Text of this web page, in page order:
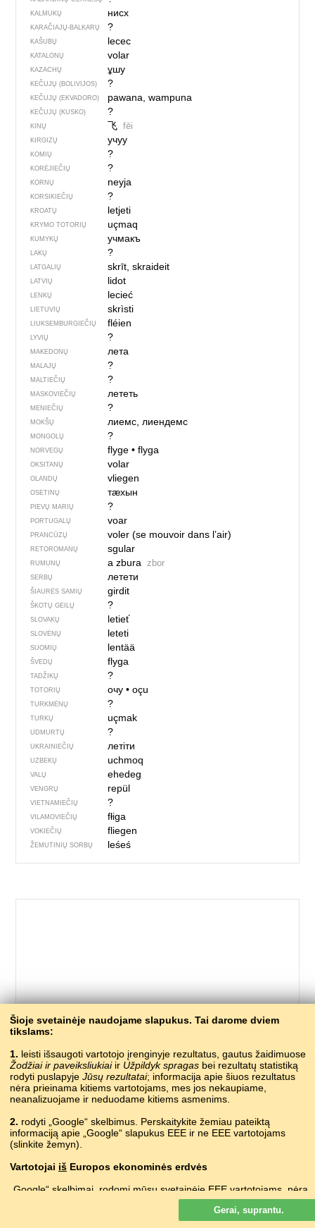
KALMUKŲ нисх
KARAČIAJŲ-BALKARŲ ?
KAŠUBŲ lecec
KATALONŲ volar
KAZACHŲ ұшу
KEČUJŲ (BOLIVIJOS) ?
KEČUJŲ (EKVADORO) pawana, wampuna
KEČUJŲ (KUSKO) ?
KINŲ 飞 fēi
KIRGIZŲ учуу
KOMIŲ ?
KORĖJIEČIŲ ?
KORNŲ neyja
KORSIKIEČIŲ ?
KROATŲ letjeti
KRYMO TOTORIŲ uçmaq
KUMYKŲ учмакъ
LAKŲ ?
LATGALIŲ skrīt, skraideit
LATVIŲ lidot
LENKŲ lecieć
LIETUVIŲ skrìsti
LIUKSEMBURGIEČIŲ fléien
LYVIŲ ?
MAKEDONŲ лета
MALAJŲ ?
MALTIEČIŲ ?
MASKOVIEČIŲ лететь
MENIEČIŲ ?
MOKŠŲ лиемс, лиендемс
MONGOLŲ ?
NORVEGŲ flyge• flyga
OKSITANŲ volar
OLANDŲ vliegen
OSETINŲ тӕхын
PIEVŲ MARIŲ ?
PORTUGALŲ voar
PRANCŪZŲ voler (se mouvoir dans l’air)
RETOROMANŲ sgular
RUMUNŲ a zbura zbor
SERBŲ летети
ŠIAURĖS SAMIŲ girdit
ŠKOTŲ GEILŲ ?
SLOVAKŲ letieť
SLOVĖNŲ leteti
SUOMIŲ lentää
ŠVEDŲ flyga
TADŽIKŲ ?
TOTORIŲ очу• oçu
TURKMĖNŲ ?
TURKŲ uçmak
UDMURTŲ ?
UKRAINIEČIŲ летіти
UZBEKŲ uchmoq
VALŲ ehedeg
VENGRŲ repül
VIETNAMIEČIŲ ?
VILAMOVIEČIŲ fłiga
VOKIEČIŲ fliegen
ŽEMUTINIŲ SORBŲ leśeś
283 –
ABCHAZŲ ?
ADIGŲ жьыгъэбыб
AGULŲ ?
AIRIŲ eitleog
ANGLŲ kite
ARMĖNŲ օդապարուկ
AUKŠTUTINIŲ SORBŲ ?
Šioje svetainėje naudojame slapukus. Tai darome dviem
tikslams:
1. leisti išsaugoti vartotojo įrenginyje rezultatus, gautus žaidimuose
Žodžiai ir paveiksliukiaiir Užpildyk spragas bei rezultatų statistiką
rodyti puslapyje Jūsų rezultatai; informacija apie šiuos rezultatus
nėra prieinama kitiems vartotojams, mes jos nekaupiame,
neanalizuojame ir neduodame kitiems asmenims.
2. rodyti „Google“ skelbimus. Perskaitykite žemiau pateiktą
informaciją apie „Google“ slapukus EEE ir ne EEE vartotojams
(slinkite žemyn).
Vartotojai iš Europos ekonominės erdvės
„Google“ skelbimai, rodomi mūsų svetainėje EEE vartotojams, nėra
suasmeninti. Nors šie skelbimai slapukų nenaudoja suasmeninimui,
bet jie juos naudoja, kad būtų galima riboti dažnumą, parengti
suvestines ataskaitas apie skelbimus ir kovoti su sukčiavimu ir
Gerai, suprantu.